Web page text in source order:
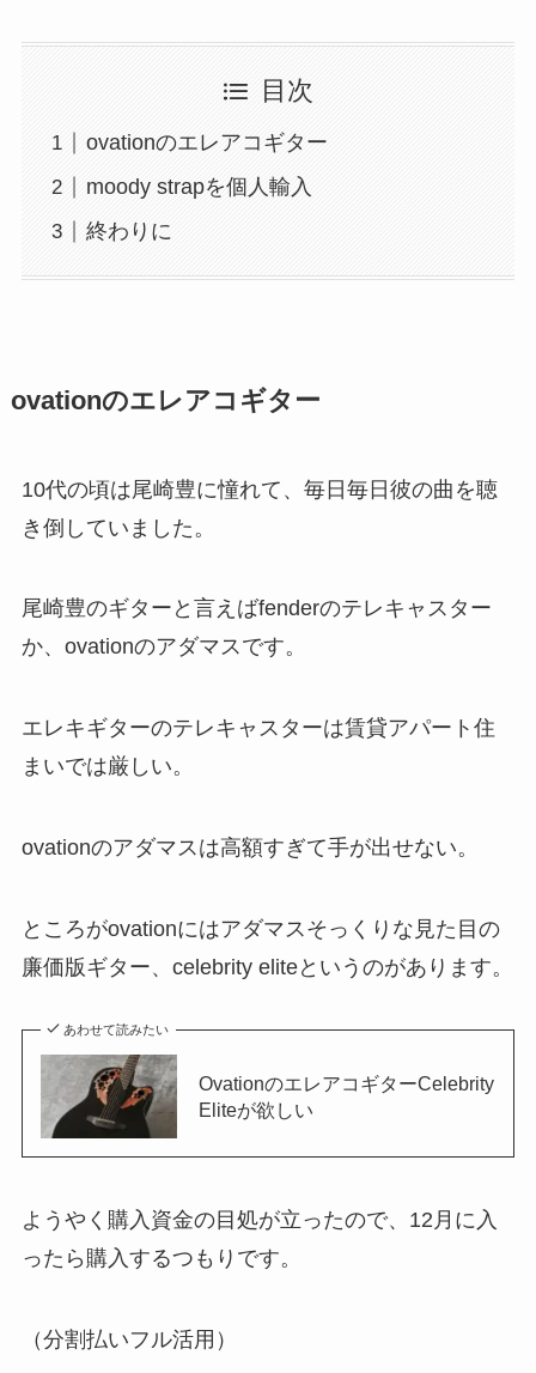
目次
ovationのエレアコギター
moody strapを個人輸入
終わりに
ovationのエレアコギター
10代の頃は尾崎豊に憧れて、毎日毎日彼の曲を聴
き倒していました。
尾崎豊のギターと言えばfenderのテレキャスター
か、ovationのアダマスです。
エレキギターのテレキャスターは賃貸アパート住
まいでは厳しい。
ovationのアダマスは高額すぎて手が出せない。
ところがovationにはアダマスそっくりな見た目の
廉価版ギター、celebrity eliteというのがあります。
あわせて読みたい
OvationのエレアコギターCelebrity
Eliteが欲しい
ようやく購入資金の目処が立ったので、12月に入
ったら購入するつもりです。
（分割払いフル活用）